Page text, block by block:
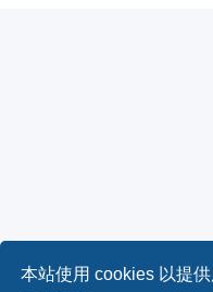
本站使用 cookies 以提供